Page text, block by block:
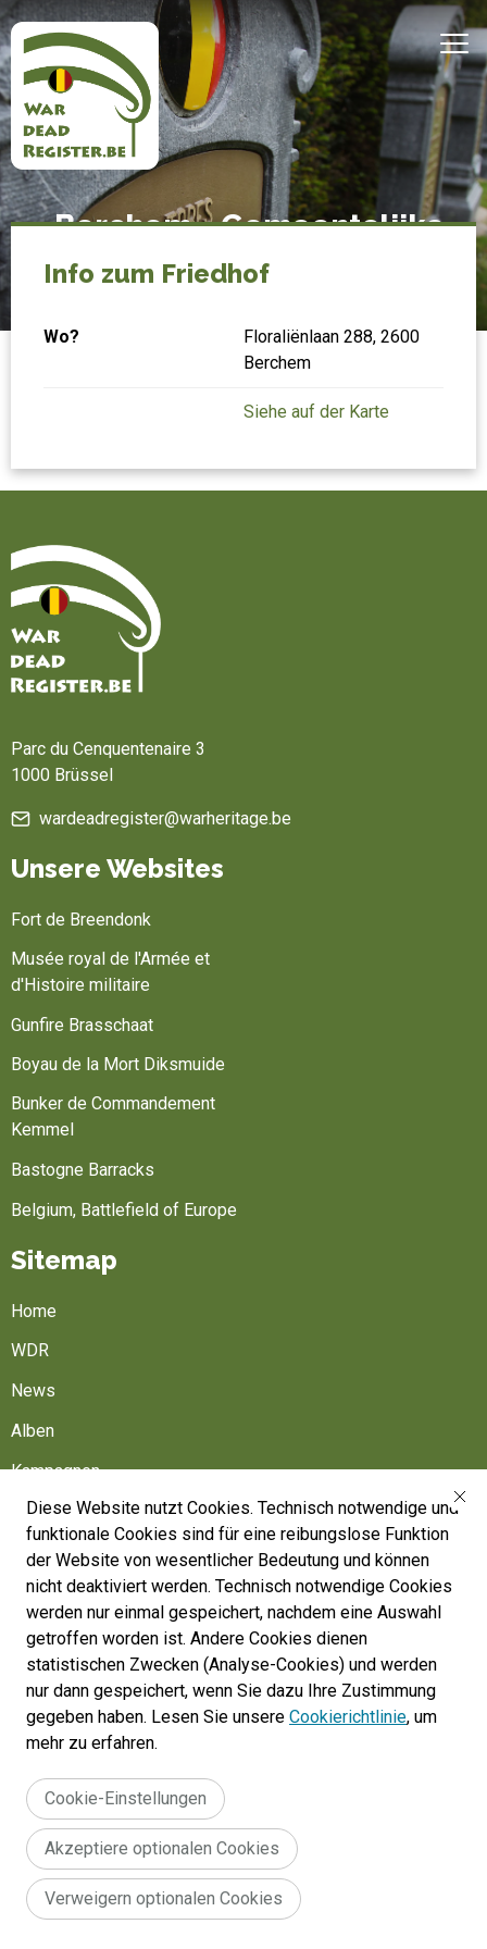
Diese Website nutzt Cookies. Technisch notwendige und
funktionale Cookies sind für eine reibungslose Funktion
der Website von wesentlicher Bedeutung und können
nicht deaktiviert werden. Technisch notwendige Cookies
werden nur einmal gespeichert, nachdem eine Auswahl
getroffen worden ist. Andere Cookies dienen
statistischen Zwecken (Analyse-Cookies) und werden
nur dann gespeichert, wenn Sie dazu Ihre Zustimmung
gegeben haben. Lesen Sie unsere Cookierichtlinie, um
mehr zu erfahren.
Cookie-Einstellungen
Akzeptiere optionalen Cookies
Verweigern optionalen Cookies
Direkt
zum
Inhalt
Startseite
Belgian
War
Dead
Berchem - Gemeentelijke
begraafplaats
Info zum Friedhof
Wo?
Floraliënlaan 288, 2600
Berchem
Siehe auf der Karte
Parc du Cenquentenaire 3
1000 Brüssel
wardeadregister@warheritage.be
Unsere Websites
Fort de Breendonk
Musée royal de l'Armée et
d'Histoire militaire
Gunfire Brasschaat
Boyau de la Mort Diksmuide
Bunker de Commandement
Kemmel
Bastogne Barracks
Belgium, Battlefield of Europe
Sitemap
Home
WDR
News
Alben
Kampagnen
Friedhöfe
Belgische Armee
Machen Sie mit
Folgen Sie uns
War Heritage Institute
Belgium, Battlefield of Europe
War dead register
Legal
menu
Allgemeine Geschäftsbedingungen für die Website :
Erklärung zur Zugänglichkeit
Cookie policy